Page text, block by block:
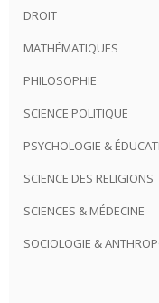
DROIT
MATHÉMATIQUES
PHILOSOPHIE
SCIENCE POLITIQUE
PSYCHOLOGIE &
SCIENCE DES RELIGIONS
SCIENCES & MÉDECINE
SOCIOLOGIE &